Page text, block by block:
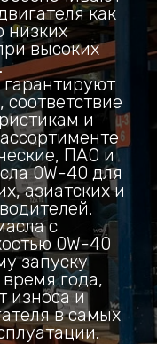
как
низких
высоких
и
ПАО и
0W-40 для
азиатских и
с
0W-40
запуску
года,
износа и
в самых